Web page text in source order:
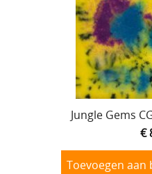
Uitverkoop
Jungle Gems
€
Toevoegen